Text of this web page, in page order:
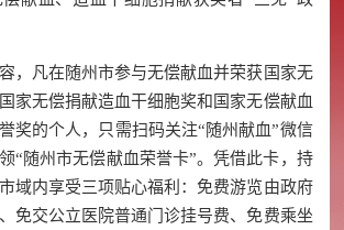
，凡在随州市参与无偿献血并荣获国家无
家无偿捐献造血干细胞奖和国家无偿献血
奖的个人，只需扫码关注“随州献血”微信
“随州市无偿献血荣誉卡”。凭借此卡，持
域内享受三项贴心福利：免费游览由政府
免交公立医院普通门诊挂号费、免费乘坐